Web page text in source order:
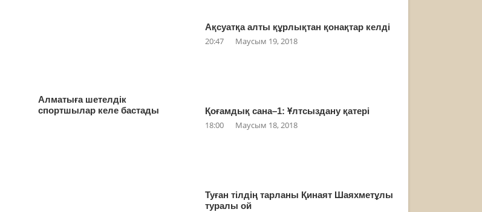
Алматыға шетелдік
спортшылар келе бастады
Ақсуатқа алты құрлықтан қонақтар келді
20:47 Маусым 19, 2018
Қоғамдық сана–1: Ұлтсыздану қатері
18:00 Маусым 18, 2018
Туған тілдің тарланы Қинаят Шаяхметұлы
туралы ой